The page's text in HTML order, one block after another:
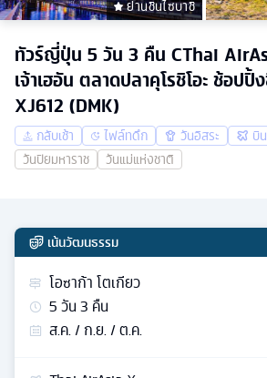
ย่านชินไซบาชิ
ทัวร์ญี่ปุ่น 5 วัน 3 คืน CThai
เจ้าเฮอัน ตลาดปลาคุโรชิโอะ ช้อปปิ้
XJ612 (DMK)
กลับเช้า ไฟล์ทดึก วันอิสระ
บิ
วันปิยมหาราช
วันแม่แห่งชาติ
เน้นวัฒนธรรม
โอซาก้า โตเกียว
5วัน3 คืน
ส.ค. / ก.ย. / ต.ค.